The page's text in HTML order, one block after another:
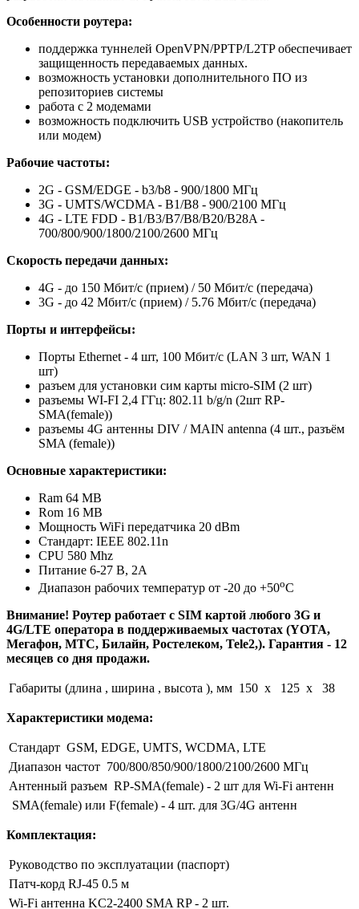
Особенности роутера:
поддержка туннелей OpenVPN/PPTP/L2TP обеспечивает
защищенность передаваемых данных.
возможность установки дополнительного ПО из
репозиториев системы
работа с 2 модемами
возможность подключить USB устройство (накопитель
или модем)
Рабочие частоты:
2G - GSM/EDGE - b3/b8 - 900/1800 МГц
3G - UMTS/WCDMA - B1/B8 - 900/2100 МГц
4G - LTE FDD - B1/B3/B7/B8/B20/B28A -
700/800/900/1800/2100/2600 МГц
Скорость передачи данных:
4G - до 150 Мбит/с (прием) / 50 Мбит/с (передача)
3G - до 42 Мбит/с (прием) / 5.76 Мбит/с (передача)
Порты и интерфейсы:
Порты Ethernet - 4 шт, 100 Мбит/с (LAN 3 шт, WAN 1
шт)
разъем для установки сим карты micro-SIM (2 шт)
разъемы WI-FI 2,4 ГГц: 802.11 b/g/n (2шт RP-
SMA(female))
разъемы 4G антенны DIV / MAIN antenna (4 шт., разъём
SMA (female))
Основные характеристики:
Ram 64 MB
Rom 16 MB
Мощность WiFi передатчика 20 dBm
Стандарт: IEEE 802.11n
CPU 580 Mhz
Питание 6-27 В, 2А
Диапазон рабочих температур от -20 до +50оС
Внимание! Роутер работает с SIM картой любого 3G и
4G/LTE оператора в поддерживаемых частотах (YOTA,
Мегафон, МТС, Билайн, Ростелеком, Tele2,). Гарантия - 12
месяцев со дня продажи.
Габариты (длина , ширина , высота ), мм 150 x 125 x 38
Характеристики модема:
Стандарт GSM, EDGE, UMTS, WCDMA, LTE
Диапазон частот 700/800/850/900/1800/2100/2600 МГц
Антенный разъем RP-SMA(female) - 2 шт для Wi-Fi антенн
SMA(female) или F(female) - 4 шт. для 3G/4G антенн
Комплектация:
Руководство по эксплуатации (паспорт)
Патч-корд RJ-45 0.5 м
Wi-Fi антенна KC2-2400 SMA RP - 2 шт.